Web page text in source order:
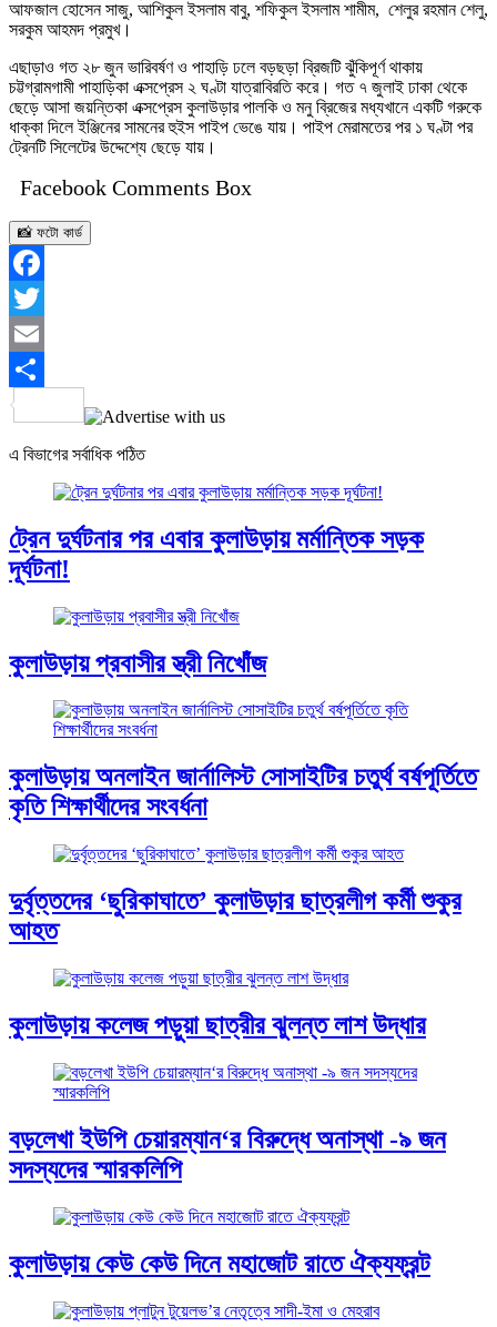
আফজাল হোসেন সাজু, আশিকুল ইসলাম বাবু, শফিকুল ইসলাম শামীম, শেলুর রহমান শেলু,
সরকুম আহমদ প্রমুখ।
এছাড়াও গত ২৮ জুন ভারিবর্ষণ ও পাহাড়ি ঢলে বড়ছড়া ব্রিজটি ঝুঁকিপূর্ণ থাকায়
চট্টগ্রামগামী পাহাড়িকা এক্সপ্রেস ২ ঘণ্টা যাত্রাবিরতি করে। গত ৭ জুলাই ঢাকা থেকে
ছেড়ে আসা জয়ন্তিকা এক্সপ্রেস কুলাউড়ার পালকি ও মনু ব্রিজের মধ্যখানে একটি গরুকে
ধাক্কা দিলে ইঞ্জিনের সামনের হুইস পাইপ ভেঙে যায়। পাইপ মেরামতের পর ১ ঘণ্টা পর
ট্রেনটি সিলেটের উদ্দেশ্যে ছেড়ে যায়।
Facebook Comments Box
📸 ফটো কার্ড
Facebook
Twitter
Email
Share
এ বিভাগের সর্বাধিক পঠিত
ট্রেন দুর্ঘটনার পর এবার কুলাউড়ায় মর্মান্তিক সড়ক
দূর্ঘটনা!
কুলাউড়ায় প্রবাসীর স্ত্রী নিখোঁজ
কুলাউড়ায় অনলাইন জার্নালিস্ট সোসাইটির চতুর্থ বর্ষপূর্তিতে
কৃতি শিক্ষার্থীদের সংবর্ধনা
দুর্বৃত্তদের ‘ছুরিকাঘাতে’ কুলাউড়ার ছাত্রলীগ কর্মী শুকুর
আহত
কুলাউড়ায় কলেজ পড়ুয়া ছাত্রীর ঝুলন্ত লাশ উদ্ধার
বড়লেখা ইউপি চেয়ারম্যান‘র বিরুদ্ধে অনাস্থা -৯ জন
সদস্যদের স্মারকলিপি
কুলাউড়ায় কেউ কেউ দিনে মহাজোট রাতে ঐক্যফ্রন্ট